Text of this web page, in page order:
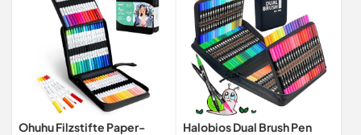
Ohuhu Filzstifte Paper-
Halobios Dual Brush Pen